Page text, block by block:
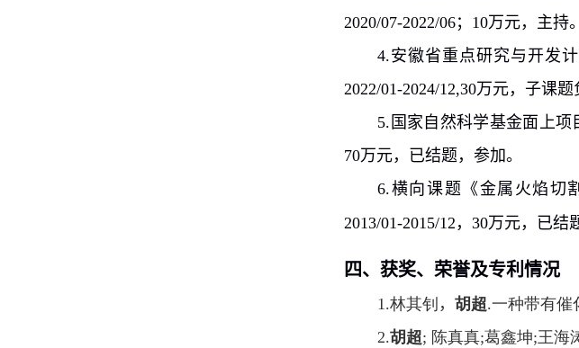
2020/07-2022/06； 10万元，主持。
4.安徽省重点研究与开发
2022/01-2024/12,30万元，子课题
5. 国家自然科学基金面上项
70万元，已结题，参加。
6.横向课题《金属火焰切
2013/01-2015/12 ， 30万元，已结
四、获奖、荣誉及专利情况
1.林其钊 ，胡超.一种带有催
2.胡超; 陈真真;葛鑫坤;王海